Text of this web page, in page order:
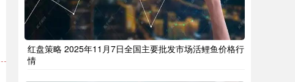
红盘策略 2025年11月7日全国主要批发市场活鲤鱼价格行
情